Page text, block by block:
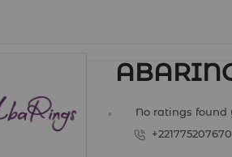
+221775207670
No ratings found